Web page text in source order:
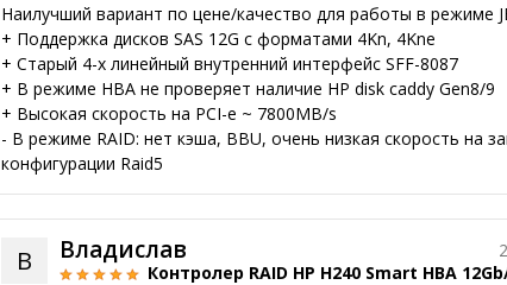
Наилучший вариант по цене/качество для работы в режиме
+ Поддержка дисков SAS 12G c форматами 4Kn, 4Kne
+ Старый 4-х линейный внутренний интерфейс SFF-8087
+ В режиме HBA не проверяет наличие HP disk caddy Gen8/9
+ Высокая скорость на PCI-e ~ 7800MB/s
- В режиме RAID: нет кэша, BBU, очень низкая скорость на
конфигурации Raid5
В Владислав
Контролер RAID HP H240 Smart HBA